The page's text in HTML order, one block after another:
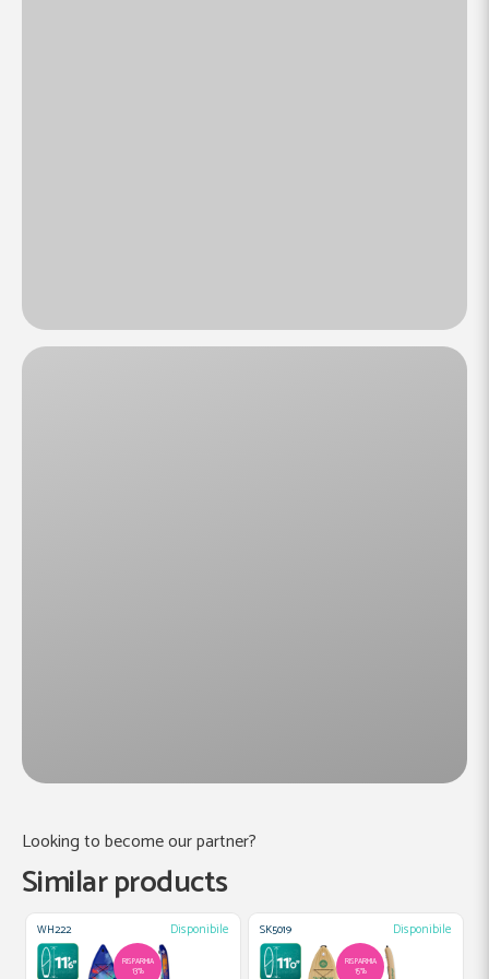
Looking to become our partner?
Similar products
WH222 Disponibile
RISPARMIA
13%
SK5019 Disponibile
RISPARMIA
15%